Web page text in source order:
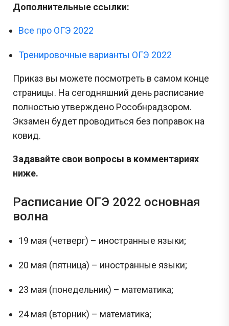
Дополнительные ссылки:
Все про ОГЭ 2022
Тренировочные варианты ОГЭ 2022
Приказ вы можете посмотреть в самом конце
страницы. На сегодняшний день расписание
полностью утверждено Рособнрадзором.
Экзамен будет проводиться без поправок на
ковид.
Задавайте свои вопросы в комментариях
ниже.
Расписание ОГЭ 2022 основная
волна
19 мая (четверг) – иностранные языки;
20 мая (пятница) – иностранные языки;
23 мая (понедельник) – математика;
24 мая (вторник) – математика;